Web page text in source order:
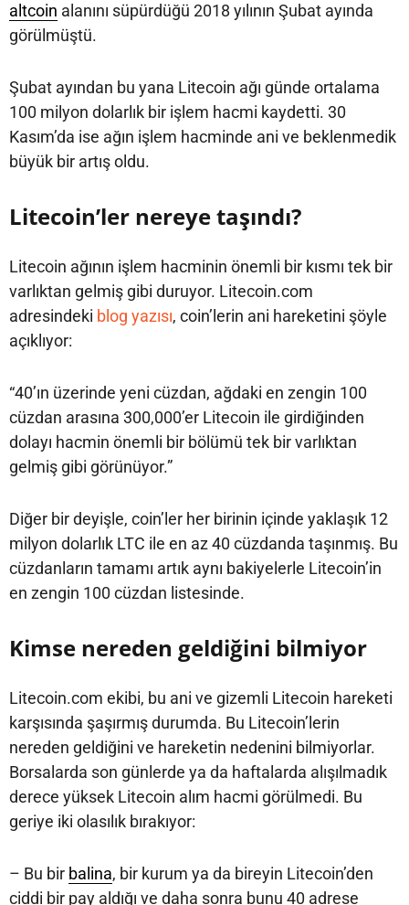
altcoin alanını süpürdüğü 2018 yılının Şubat ayında
görülmüştü.
Şubat ayından bu yana Litecoin ağı günde ortalama
100 milyon dolarlık bir işlem hacmi kaydetti. 30
Kasım’da ise ağın işlem hacminde ani ve beklenmedik
büyük bir artış oldu.
Litecoin’ler nereye taşındı?
Litecoin ağının işlem hacminin önemli bir kısmı tek bir
varlıktan gelmiş gibi duruyor. Litecoin.com
adresindeki blog yazısı, coin’lerin ani hareketini şöyle
açıklıyor:
“40’ın üzerinde yeni cüzdan, ağdaki en zengin 100
cüzdan arasına 300,000’er Litecoin ile girdiğinden
dolayı hacmin önemli bir bölümü tek bir varlıktan
gelmiş gibi görünüyor.”
Diğer bir deyişle, coin’ler her birinin içinde yaklaşık 12
milyon dolarlık LTC ile en az 40 cüzdanda taşınmış. Bu
cüzdanların tamamı artık aynı bakiyelerle Litecoin’in
en zengin 100 cüzdan listesinde.
Kimse nereden geldiğini bilmiyor
Litecoin.com ekibi, bu ani ve gizemli Litecoin hareketi
karşısında şaşırmış durumda. Bu Litecoin’lerin
nereden geldiğini ve hareketin nedenini bilmiyorlar.
Borsalarda son günlerde ya da haftalarda alışılmadık
derece yüksek Litecoin alım hacmi görülmedi. Bu
geriye iki olasılık bırakıyor:
– Bu bir balina, bir kurum ya da bireyin Litecoin’den
ciddi bir pay aldığı ve daha sonra bunu 40 adrese